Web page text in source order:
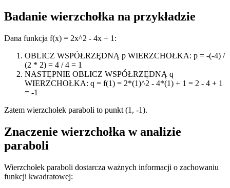
Badanie wierzchołka na przykładzie
Dana funkcja f(x) = 2x^2 - 4x + 1:
OBLICZ WSPÓŁRZĘDNĄ p WIERZCHOŁKA: p = -(-4) /
(2 * 2) = 4 / 4 = 1
NASTĘPNIE OBLICZ WSPÓŁRZĘDNĄ q
WIERZCHOŁKA: q = f(1) = 2*(1)^2 - 4*(1) + 1 = 2 - 4 + 1
= -1
Zatem wierzchołek paraboli to punkt (1, -1).
Znaczenie wierzchołka w analizie
paraboli
Wierzchołek paraboli dostarcza ważnych informacji o zachowaniu
funkcji kwadratowej: